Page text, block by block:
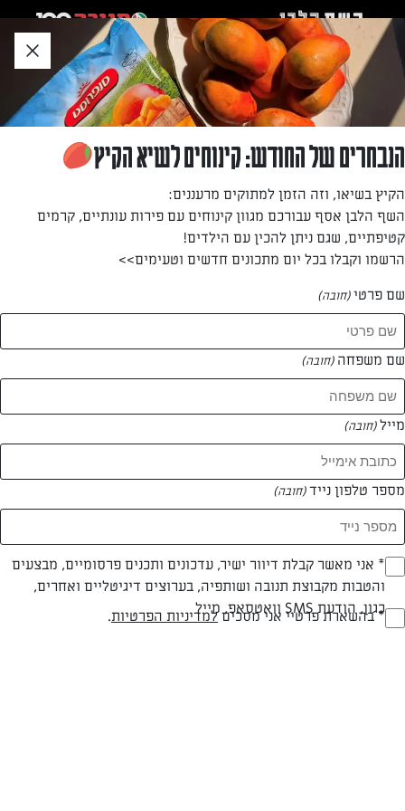
לאזור
תוכן
תחתון
חזרה לעמוד הבית
הודיה הדר
—
המתכונים של
0 מתכונים
המאמרים של הודיה הדר
הנבחרים של החודש: קינוחים לשיא הקיץ
הקיץ בשיאו, וזה הזמן למתוקים מרעננים:
השף הלבן אסף עבורכם מגוון קינוחים עם פירות עונתיים, קרמים
קטיפתיים, שגם ניתן להכין עם הילדים!
הרשמו וקבלו בכל יום מתכונים חדשים וטעימים>>
שם פרטי(חובה)
שם משפחה (חובה)
מייל(חובה)
מספר טלפון נייד(חובה)
Opt_In
(חובה)
* אני מאשר קבלת דיוור ישיר, עדכונים ותכנים פרסומיים, מבצעים
והטבות מקבוצת תנובה ושותפיה, בערוצים דיגיטליים ואחרים,
כגון, הודעת SMS וואטסאפ, מייל
RegulationsApproved
* בהשארת פרטיי אני מסכיםלמדיניות הפרטיות.